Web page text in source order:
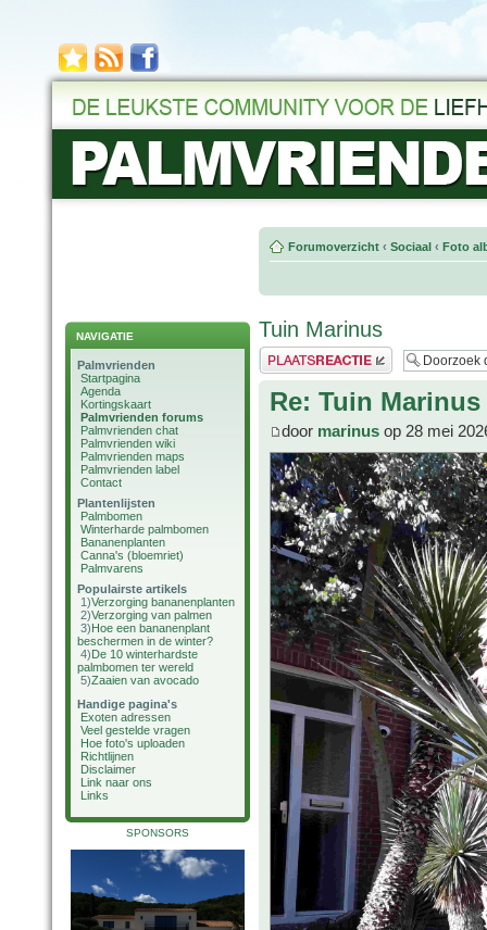
NAVIGATIE
Palmvrienden
Startpagina
Agenda
Kortingskaart
Palmvrienden forums
Palmvrienden chat
Palmvrienden wiki
Palmvrienden maps
Palmvrienden label
Contact
Plantenlijsten
Palmbomen
Winterharde palmbomen
Bananenplanten
Canna's (bloemriet)
Palmvarens
Populairste artikels
1)Verzorging bananenplanten
2)Verzorging van palmen
3)Hoe een bananenplant
beschermen in de winter?
4)De 10 winterhardste
palmbomen ter wereld
5)Zaaien van avocado
Handige pagina's
Exoten adressen
Veel gestelde vragen
Hoe foto's uploaden
Richtlijnen
Disclaimer
Link naar ons
Links
SPONSORS
Forumoverzicht ‹ Sociaal ‹ Foto
Tuin Marinus
Plaats een reactie
Re: Tuin Marinus
door marinus op 28 mei